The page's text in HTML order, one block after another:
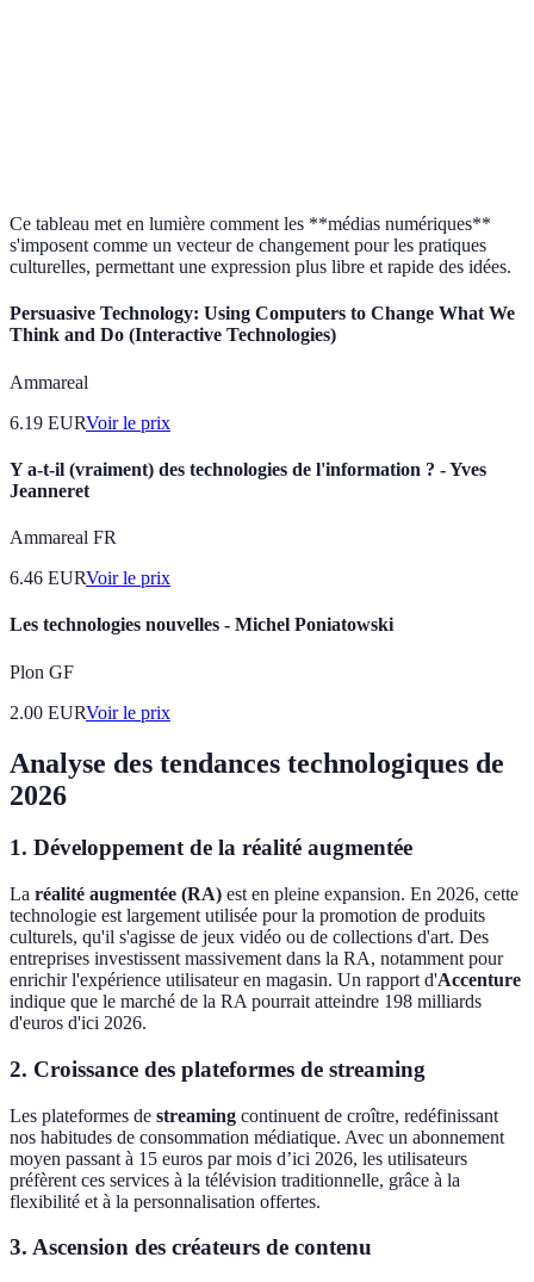
Ce tableau met en lumière comment les **médias numériques**
s'imposent comme un vecteur de changement pour les pratiques
culturelles, permettant une expression plus libre et rapide des idées.
Persuasive Technology: Using Computers to Change What We
Think and Do (Interactive Technologies)
Ammareal
6.19 EURVoir le prix
Y a-t-il (vraiment) des technologies de l'information ? - Yves
Jeanneret
Ammareal FR
6.46 EURVoir le prix
Les technologies nouvelles - Michel Poniatowski
Plon GF
2.00 EURVoir le prix
Analyse des tendances technologiques de
2026
1. Développement de la réalité augmentée
La réalité augmentée (RA) est en pleine expansion. En 2026, cette
technologie est largement utilisée pour la promotion de produits
culturels, qu'il s'agisse de jeux vidéo ou de collections d'art. Des
entreprises investissent massivement dans la RA, notamment pour
enrichir l'expérience utilisateur en magasin. Un rapport d'Accenture
indique que le marché de la RA pourrait atteindre 198 milliards
d'euros d'ici 2026.
2. Croissance des plateformes de streaming
Les plateformes de streaming continuent de croître, redéfinissant
nos habitudes de consommation médiatique. Avec un abonnement
moyen passant à 15 euros par mois d’ici 2026, les utilisateurs
préfèrent ces services à la télévision traditionnelle, grâce à la
flexibilité et à la personnalisation offertes.
3. Ascension des créateurs de contenu